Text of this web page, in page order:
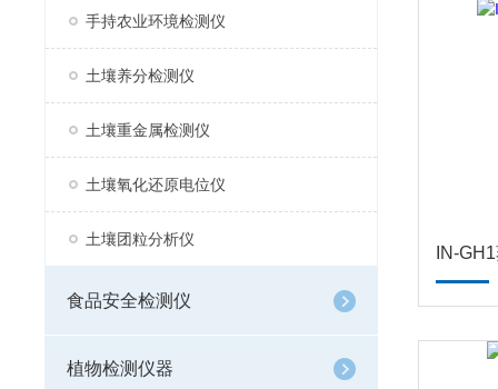
手持农业环境检测仪
土壤养分检测仪
土壤重金属检测仪
土壤氧化还原电位仪
土壤团粒分析仪
食品安全检测仪
植物检测仪器
IN-